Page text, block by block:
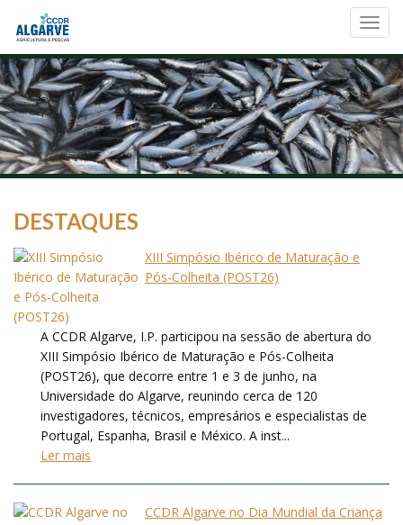
DESTAQUES
XIII Simpósio Ibérico de Maturação e
Pós-Colheita (POST26)
A CCDR Algarve, I.P. participou na sessão de abertura do
XIII Simpósio Ibérico de Maturação e Pós-Colheita
(POST26), que decorre entre 1 e 3 de junho, na
Universidade do Algarve, reunindo cerca de 120
investigadores, técnicos, empresários e especialistas de
Portugal, Espanha, Brasil e México. A inst...
Ler mais
CCDR Algarve no Dia Mundial da Criança